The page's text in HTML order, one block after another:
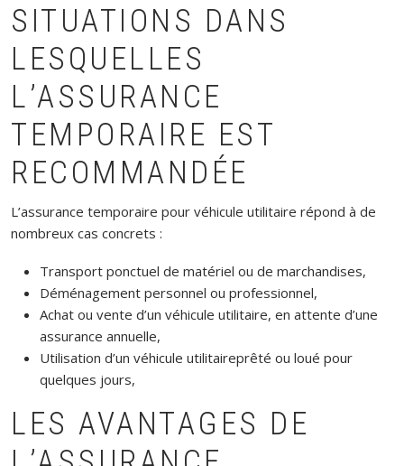
SITUATIONS DANS
LESQUELLES
L’ASSURANCE
TEMPORAIRE EST
RECOMMANDÉE
L’assurance temporaire pour véhicule utilitaire répond à de
nombreux cas concrets :
Transport ponctuel de matériel ou de marchandises,
Déménagement personnel ou professionnel,
Achat ou vente d’un véhicule utilitaire, en attente d’une
assurance annuelle,
Utilisation d’un véhicule utilitaireprêté ou loué pour
quelques jours,
LES AVANTAGES DE